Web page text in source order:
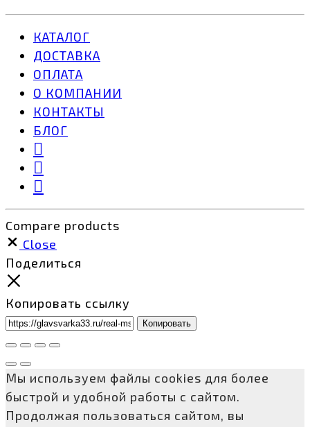
КАТАЛОГ
ДОСТАВКА
ОПЛАТА
О КОМПАНИИ
КОНТАКТЫ
БЛОГ
Compare products
Close
Поделиться
Копировать ссылку
Копировать
Мы используем файлы cookies для более
быстрой и удобной работы с сайтом.
Продолжая пользоваться сайтом, вы